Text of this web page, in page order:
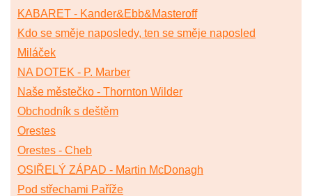
KABARET - Kander&Ebb&Masteroff
Kdo se směje naposledy, ten se směje naposled
Miláček
NA DOTEK - P. Marber
Naše městečko - Thornton Wilder
Obchodník s deštěm
Orestes
Orestes - Cheb
OSIŘELÝ ZÁPAD - Martin McDonagh
Pod střechami Paříže